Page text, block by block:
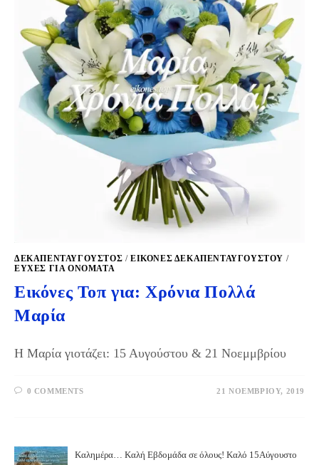
ΔΕΚΑΠΕΝΤΑΎΓΟΥΣΤΟΣ /ΕΙΚΌΝΕΣ ΔΕΚΑΠΕΝΤΑΎΓΟΥΣΤΟΥ /
ΕΥΧΈΣ ΓΙΑ ΟΝΌΜΑΤΑ
Εικόνες Τοπ για: Χρόνια Πολλά
Μαρία
H Μαρία γιοτάζει: 15 Αυγούστου & 21 Νοεμμβρίου
0 COMMENTS 21 ΝΟΕΜΒΡΊΟΥ, 2019
Καλημέρα… Καλή Εβδομάδα σε όλους! Καλό 15Αύγουστο